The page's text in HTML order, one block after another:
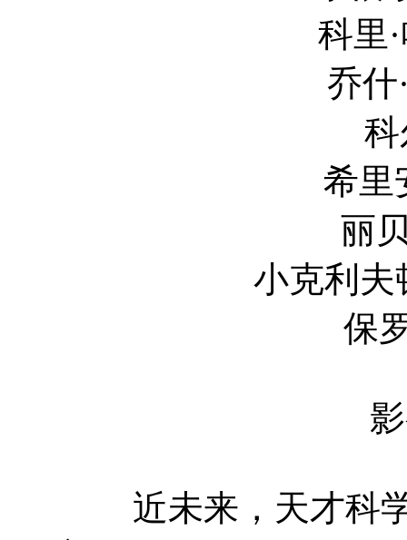
科里·哈德
乔什·斯图
科尔·豪
希里安·墨
丽贝卡·豪
小克利夫顿·克
保罗·贝
近未来，天才科学